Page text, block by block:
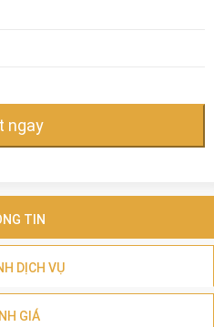
ngay
TIN
DỊCH VỤ
GIÁ